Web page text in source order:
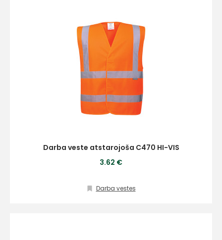
Darba veste atstarojoša C470 HI-VIS
3.62 €
Darba vestes